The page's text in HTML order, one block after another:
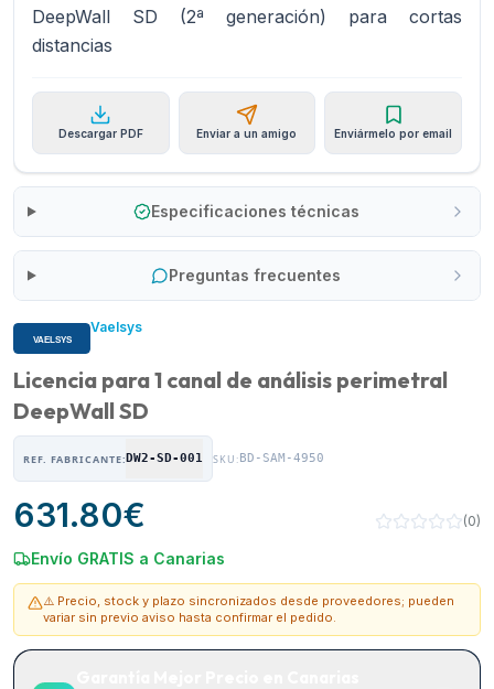
DeepWall SD (2ª generación) para cortas
distancias
Descargar PDF Enviar a un amigo Enviármelo por email
Especificaciones técnicas
Preguntas frecuentes
Vaelsys
Licencia para 1 canal de análisis perimetral
DeepWall SD
REF. FABRICANTE:DW2-SD-001 SKU:BD-SAM-4950
631.80€ (0)
Envío GRATIS a Canarias
⚠️ Precio, stock y plazo sincronizados desde proveedores; pueden
variar sin previo aviso hasta confirmar el pedido.